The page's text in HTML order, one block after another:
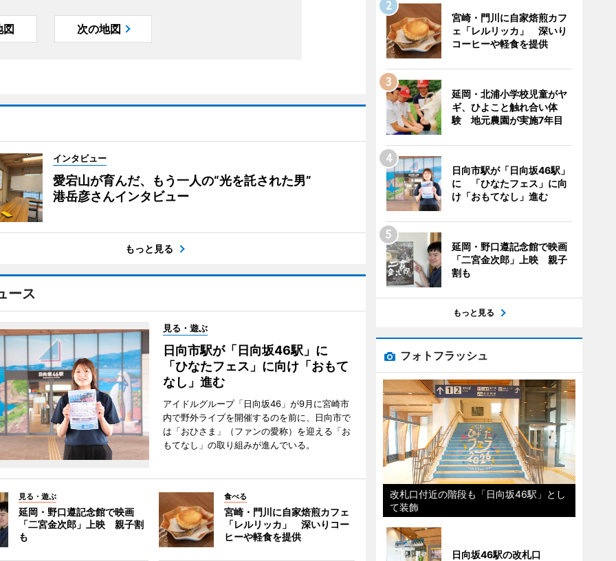
図 次の地図
インタビュー
愛宕山が育んだ、もう一人の“光を託された男”
港岳彦さんインタビュー
もっと見る
ース
見る・遊ぶ
日向市駅が「日向坂46駅」に
「ひなたフェス」に向け「おもて
なし」進む
アイドルグループ「日向坂46」が9月に宮崎市
内で野外ライブを開催するのを前に、日向市で
は「おひさま」（ファンの愛称）を迎える「お
もてなし」の取り組みが進んでいる。
見る・遊ぶ
延岡・野口遵記念館で映画
「二宮金次郎」上映 親子割
も
食べる
宮崎・門川に自家焙煎カフェ
「レルリッカ」 深いりコー
ヒーや軽食を提供
宮崎・門川に自家焙煎カフ
ェ「レルリッカ」 深いり
コーヒーや軽食を提供
延岡・北浦小学校児童がヤ
ギ、ひよこと触れ合い体
験 地元農園が実施7年目
日向市駅が「日向坂46駅」
に 「ひなたフェス」に向
け「おもてなし」進む
延岡・野口遵記念館で映画
「二宮金次郎」上映 親子
割も
もっと見る
フォトフラッシュ
改札口付近の階段も「日向坂46駅」とし
て装飾
日向坂46駅の改札口